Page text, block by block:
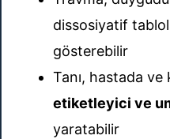
dissosiyatif
gösterebilir
Tanı, hastada ve
etiketleyici ve
yaratabilir